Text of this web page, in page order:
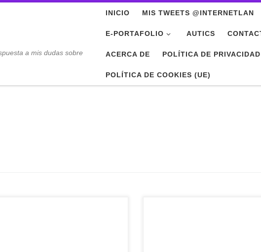
a mis dudas sobre
INICIO MIS TWEETS @INTERNETLAN
E-PORTAFOLIO AUTICS
ACERCA DE POLÍTICA DE PRIVACIDAD
POLÍTICA DE COOKIES (UE)